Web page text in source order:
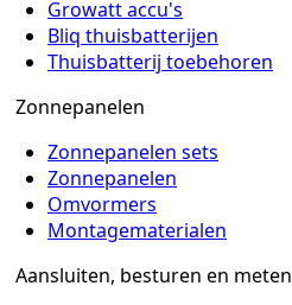
Growatt accu's
Bliq thuisbatterijen
Thuisbatterij toebehoren
Zonnepanelen
Zonnepanelen sets
Zonnepanelen
Omvormers
Montagematerialen
Aansluiten, besturen en meten